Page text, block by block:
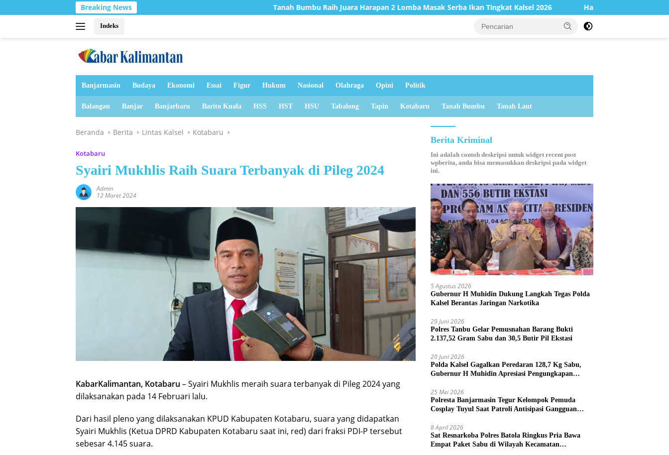
ke
Breaking News Tanah Bumbu Raih Juara Harapan 2 Lomba Masak Serba Ikan Tingkat Kalsel 2026 Hadapi Cuaca Ekstrem, PT Borneo Indobara
Indeks
Banjarmasin Budaya Ekonomi Essai Figur Hukum Nasional Olahraga Opini Politik
Balangan Banjar Banjarbaru Barito Kuala HSS HST HSU Tabalong Tapin Kotabaru Tanah Bumbu Tanah Laut
Beranda Berita Lintas Kalsel Kotabaru
Kotabaru
Syairi Mukhlis Raih Suara Terbanyak di Pileg 2024
Admin
12 Maret 2024
KabarKalimantan, Kotabaru – Syairi Mukhlis meraih suara terbanyak di Pileg 2024 yang
dilaksanakan pada 14 Februari lalu.
Dari hasil pleno yang dilaksanakan KPUD Kabupaten Kotabaru, suara yang didapatkan
Syairi Mukhlis (Ketua DPRD Kabupaten Kotabaru saat ini, red) dari fraksi PDI-P tersebut
sebesar 4.145 suara.
Berita Kriminal
Ini adalah contoh deskripsi untuk widget recent post
wpberita, anda bisa memasukkan deskripsi pada widget
ini.
5 Agustus 2026
Gubernur H Muhidin Dukung Langkah Tegas Polda
Kalsel Berantas Jaringan Narkotika
29 Juni 2026
Polres Tanbu Gelar Pemusnahan Barang Bukti
2.137,52 Gram Sabu dan 30,5 Butir Pil Ekstasi
20 Juni 2026
Polda Kalsel Gagalkan Peredaran 128,7 Kg Sabu,
Gubernur H Muhidin Apresiasi Pengungkapan
25 Mei 2026
Polresta Banjarmasin Tegur Kelompok Pemuda
Cosplay Tuyul Saat Patroli Antisipasi Gangguan
8 April 2026
Sat Resnarkoba Polres Batola Ringkus Pria Bawa
Empat Paket Sabu di Wilayah Kecamatan